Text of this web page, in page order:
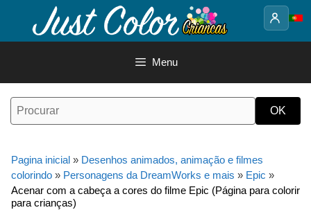
o
Menu
Pagina inicial » Desenhos animados, animação e filmes
colorindo » Personagens da DreamWorks e mais » Epic »
Acenar com a cabeça a cores do filme Epic (Página para colorir
para crianças)